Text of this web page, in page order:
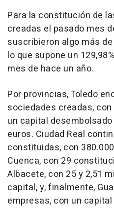
Para la constitución de
creadas el pasado mes
suscribieron algo más
lo que supone un
mes de hace un año.
Por provincias, Toledo
sociedades creadas,
un capital
euros. Ciudad Real
constituidas, con
Cuenca, con 29
Albacete, con 25 y 2,51
capital, y, finalmente,
empresas, con un